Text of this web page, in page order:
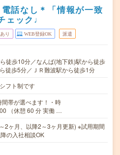
話なし＊「情報が一致
ェック♩
り WEB登録OK 派遣
徒歩10分／なんば(地下鉄)駅から徒歩
徒歩5分／ＪＲ難波駅から徒歩1分
フト制です
帯が選べます！・時
（休憩 60 分 実働 …
ヶ月、以降2～3ヶ月更新) ※試用期間
の入社相談OK